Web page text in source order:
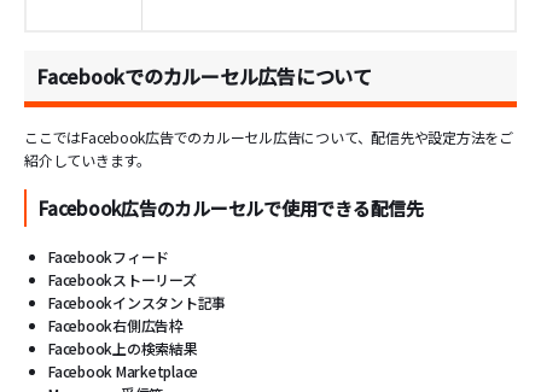
Facebookでのカルーセル広告について
ここではFacebook広告でのカルーセル広告について、配信先や設定方法をご
紹介していきます。
Facebook広告のカルーセルで使用できる配信先
Facebookフィード
Facebookストーリーズ
Facebookインスタント記事
Facebook右側広告枠
Facebook上の検索結果
Facebook Marketplace